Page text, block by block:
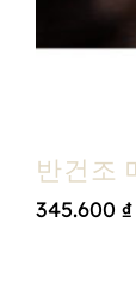
반건조
345.600 ₫